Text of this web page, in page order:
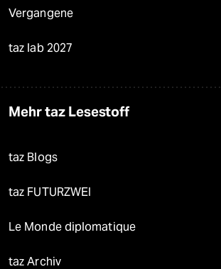
Vergangene
taz lab 2027
Mehr taz Lesestoff
taz Blogs
taz FUTURZWEI
Le Monde diplomatique
taz Archiv